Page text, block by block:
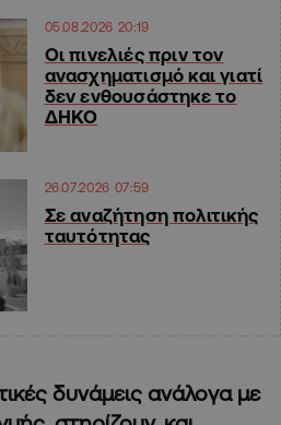
05.08.2026 20:19
Οι πινελιές πριν τον
ανασχηματισμό και γιατί
δεν ενθουσάστηκε το
ΔΗΚΟ
26.07.2026 07:59
Σε αναζήτηση πολιτικής
ταυτότητας
δυνάμεις ανάλογα με